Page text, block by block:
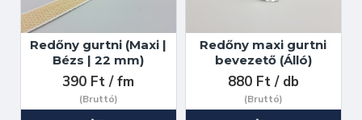
Redőny gurtni (Maxi |
Bézs | 22 mm)
390 Ft / fm
(Bruttó)
Redőny maxi gurtni
bevezető (Álló)
880 Ft / db
(Bruttó)